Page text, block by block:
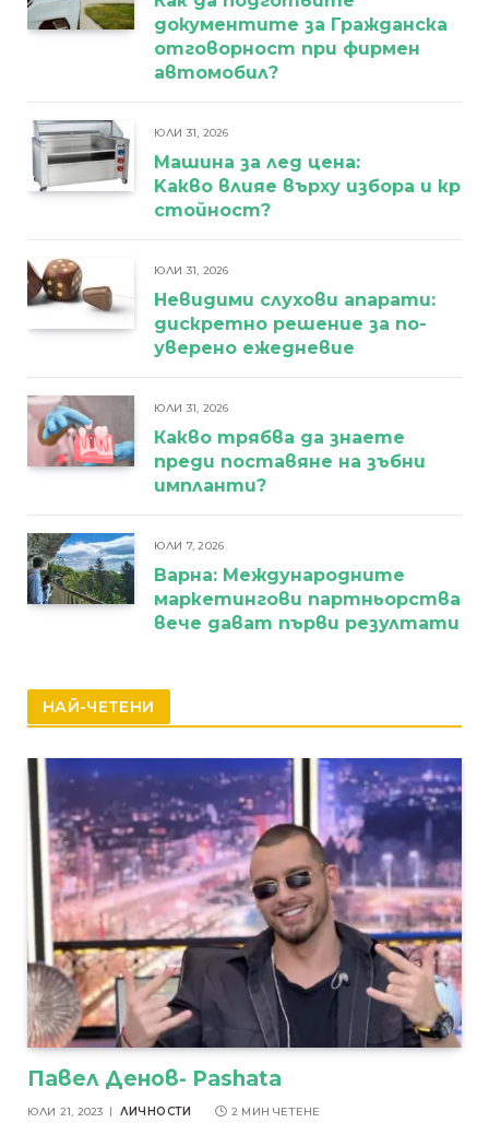
документите за Гражданска
отговорност при фирмен
автомобил?
ЮЛИ 31, 2026
Машина за лед цена:
Kакво влияе върху избора и
стойност?
ЮЛИ 31, 2026
Невидими слухови апарати:
дискретно решение за по-
уверено ежедневие
ЮЛИ 31, 2026
Какво трябва да знаете
преди поставяне на зъбни
импланти?
ЮЛИ 7, 2026
Варна: Международните
маркетингови партньорства
вече дават първи резултати
НАЙ-ЧЕТЕНИ
Павел Денов- Pashata
ЮЛИ 21, 2023 ЛИЧНОСТИ 2 МИН ЧЕТЕНЕ